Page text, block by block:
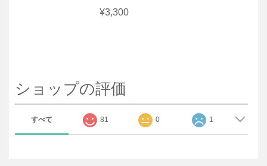
¥3,300
ショップの評価
すべて 81 0 1